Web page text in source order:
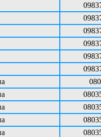
080